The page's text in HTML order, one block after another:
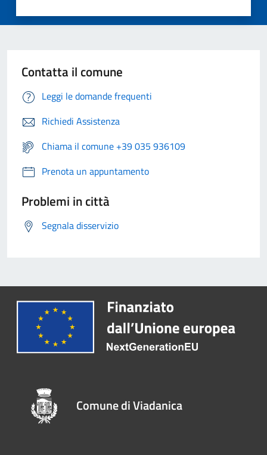
Contatta il comune
Leggi le domande frequenti
Richiedi Assistenza
Chiama il comune +39 035 936109
Prenota un appuntamento
Problemi in città
Segnala disservizio
Comune di Viadanica